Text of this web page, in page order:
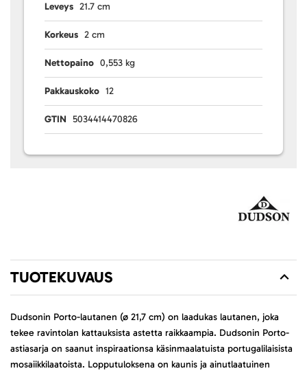
Leveys 21.7 cm
Korkeus 2 cm
Nettopaino 0,553 kg
Pakkauskoko 12
GTIN 5034414470826
TUOTEKUVAUS
Dudsonin Porto-lautanen (ø 21,7 cm) on laadukas lautanen, joka
tekee ravintolan kattauksista astetta raikkaampia. Dudsonin Porto-
astiasarja on saanut inspiraationsa käsinmaalatuista portugalilaisista
mosaiikkilaatoista. Lopputuloksena on kaunis ja ainutlaatuinen